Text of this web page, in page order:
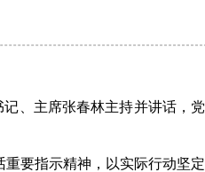
、主席张春林主持并讲话，党
要指示精神，以实际行动坚定